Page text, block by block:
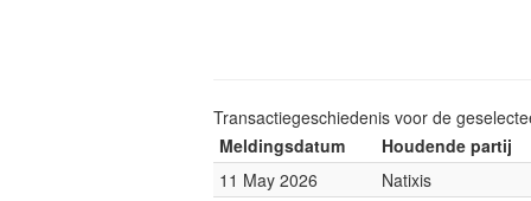
Transactiegeschiedenis voor de
Meldingsdatum
Houdende partij
11 May 2026
Natixis